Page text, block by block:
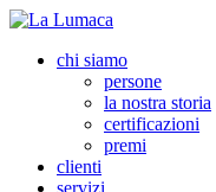
chi siamo
persone
la nostra storia
certificazioni
premi
clienti
servizi